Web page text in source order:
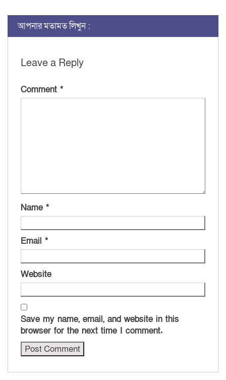
আপনার মতামত লিখুন :
Leave a Reply
Comment *
Name *
Email *
Website
Save my name, email, and website in this
browser for the next time I comment.